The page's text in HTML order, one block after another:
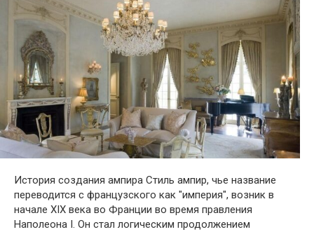
История создания ампира Стиль ампир, чье название
переводится с французского как "империя", возник в
начале XIX века во Франции во время правления
Наполеона I. Он стал логическим продолжением